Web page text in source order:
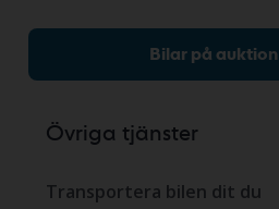
Bilar på auktion
Övriga tjänster
Transportera bilen dit du